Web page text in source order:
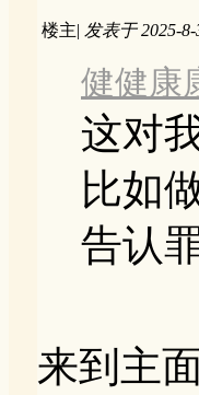
楼主| 发表于 2025-8-
健健康
这对
比如
告认
来到主